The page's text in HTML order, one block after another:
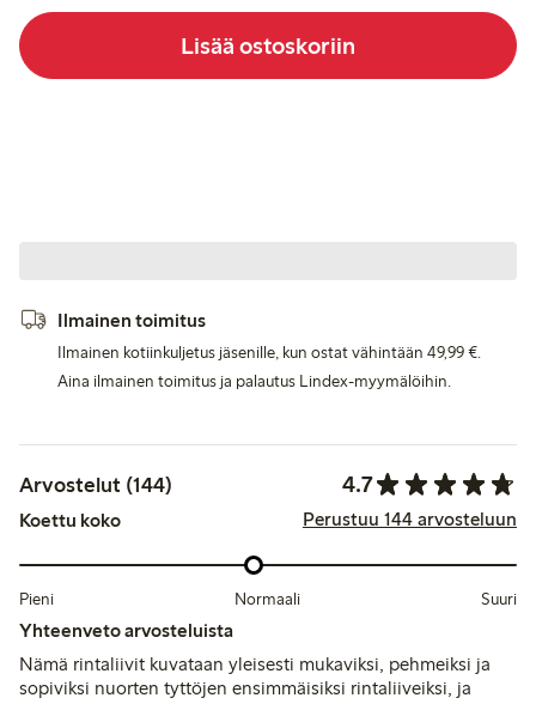
Lisää ostoskoriin
Ilmainen toimitus
Ilmainen kotiinkuljetus jäsenille, kun ostat vähintään 49,99 €.
Aina ilmainen toimitus ja palautus Lindex-myymälöihin.
Arvostelut (144) 4.7
Koettu koko Perustuu 144 arvosteluun
Pieni Normaali Suuri
Yhteenveto arvosteluista
Nämä rintaliivit kuvataan yleisesti mukaviksi, pehmeiksi ja
sopiviksi nuorten tyttöjen ensimmäisiksi rintaliiveiksi, ja